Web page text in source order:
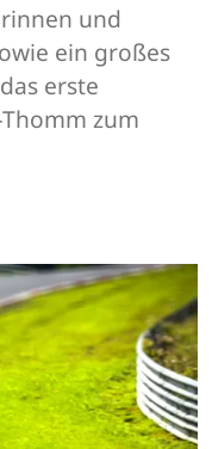
und
ein großes
erste
zum